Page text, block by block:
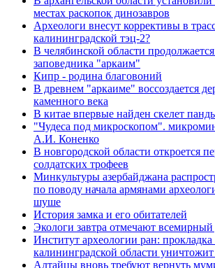
местах раскопок динозавров
Археологи внесут коррективы в
калининградской тэц-2?
В челябинской области
заповедника "аркаим"
Кипр - родина благовоний
В древнем "аркаиме" воссоздается
каменного века
В китае впервые найден скелет
"Чудеса под микроскопом".
А.И. Коненко
В новгородской области откроется
солдатских трофеев
Минкультуры азеpбайджана
по поводу начала аpмянами
шуше
История замка и его обитателей
Экологи завтра отмечают всемирный
Институт археологии ран: прокладка
калининградской области
Алтайцы вновь требуют вернуть